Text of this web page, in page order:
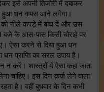
इसे अपनी तिजोरी में दबाकर
धन वापस आने लगेगा।
को नीले कपड़े में बांध दें और उस
बजे के आस-पास किसी चौराहे पर
ऐसा करने से दिया हुआ धन
प्राप्ति का सरल उपाय है।
न करें। शास्त्रों में ऐसा कहा जाता
चाहिए। इस दिन क़र्ज़ लेने वाला
है। वहीं बुधवार के दिन कभी